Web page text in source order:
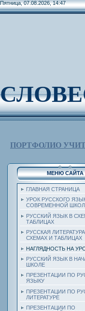
Пятница, 07.08.2026, 14:47
ПОРТФОЛИО
МЕНЮ САЙТА
ГЛАВНАЯ СТРАНИЦА
УРОК РУССКОГО
СОВРЕМЕННОЙ
РУССКИЙ ЯЗЫК В
ТАБЛИЦАХ
РУССКАЯ
СХЕМАХ И ТАБЛИЦАХ
НАГЛЯДНОСТЬ НА
РУССКИЙ ЯЗЫК В
ШКОЛЕ
ПРЕЗЕНТАЦИИ ПО
ЯЗЫКУ
ПРЕЗЕНТАЦИИ ПО
ЛИТЕРАТУРЕ
ПРЕЗЕНТАЦИИ ПО